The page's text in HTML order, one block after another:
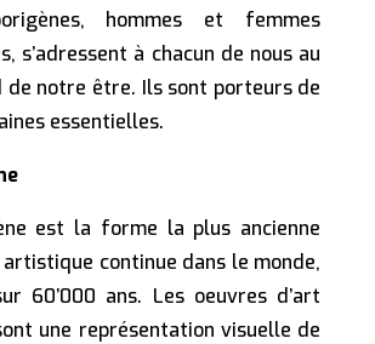
hommes et femmes
s’adressent à chacun de nous au
de notre être. Ils sont porteurs de
essentielles.
est la forme la plus ancienne
artistique continue dans le monde,
60’000 ans. Les oeuvres d’art
une représentation visuelle de